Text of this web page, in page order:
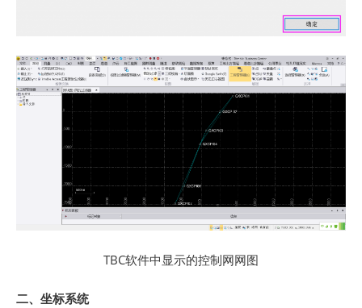
TBC软件中显示的控制网网图
二、坐标系统